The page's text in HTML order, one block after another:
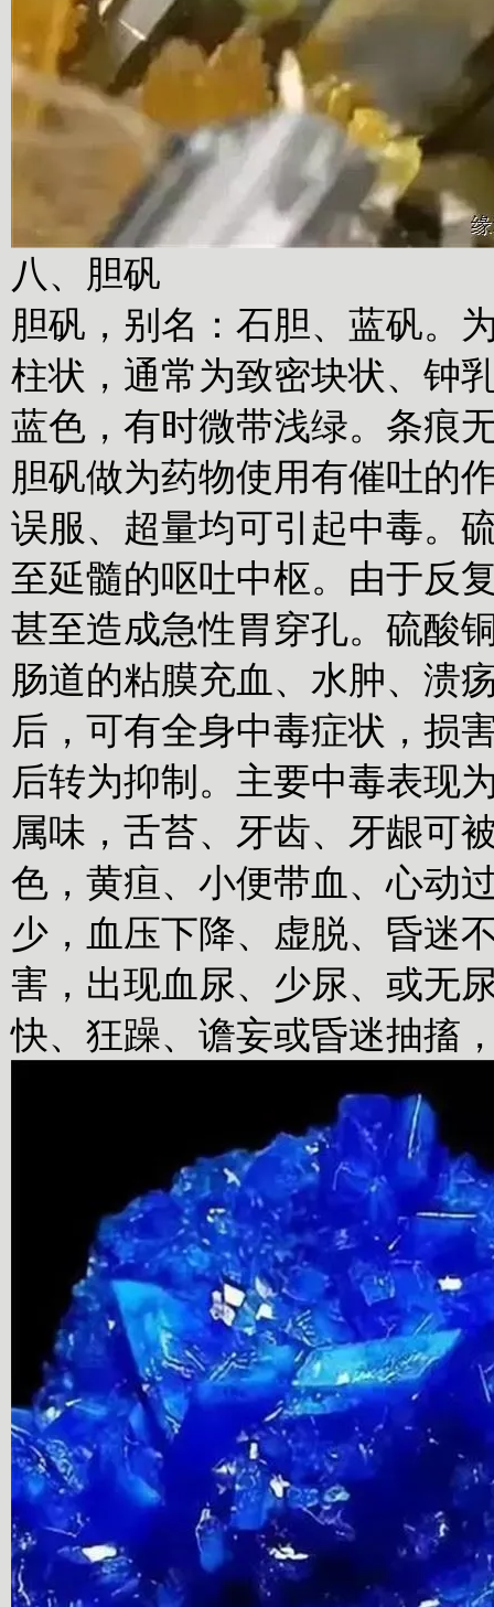
八、胆矾
胆矾，别名：石胆、蓝矾。
柱状，通常为致密块状、钟
蓝色，有时微带浅绿。条痕
胆矾做为药物使用有催吐的
误服、超量均可引起中毒。
至延髓的呕吐中枢。由于反
甚至造成急性胃穿孔。硫酸
肠道的粘膜充血、水肿、溃
后，可有全身中毒症状，损
后转为抑制。主要中毒表现
属味，舌苔、牙齿、牙龈可
色，黄疸、小便带血、心动
少，血压下降、虚脱、昏迷
害，出现血尿、少尿、或无
快、狂躁、谵妄或昏迷抽搐